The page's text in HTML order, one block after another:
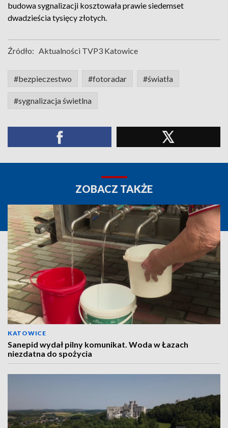
budowa sygnalizacji kosztowała prawie siedemset
dwadzieścia tysięcy złotych.
Źródło: Aktualności TVP3 Katowice
#bezpieczestwo #fotoradar #światła
#sygnalizacja świetlna
ZOBACZ TAKŻE
KATOWICE
Sanepid wydał pilny komunikat. Woda w Łazach
niezdatna do spożycia